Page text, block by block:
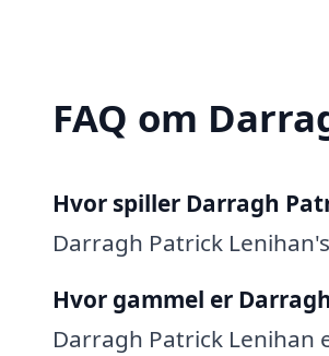
FAQ om
Hvor spiller Darragh
Darragh Patrick
Hvor gammel er
Darragh Patrick Lenihan